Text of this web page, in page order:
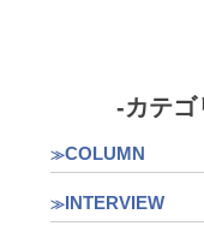
-カテ
COLUMN
INTERVIEW